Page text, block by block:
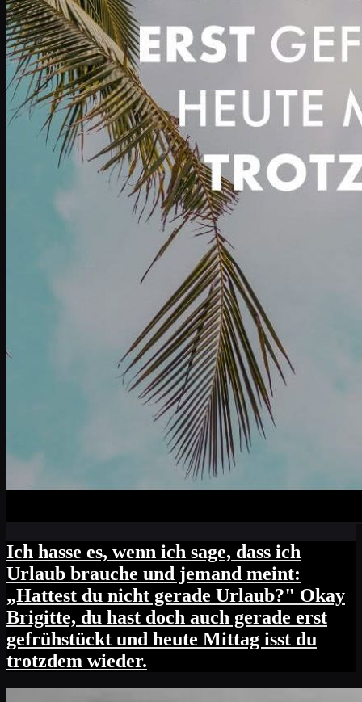
Ich hasse es, wenn ich sage, dass ich
Urlaub brauche und jemand meint:
„Hattest du nicht gerade Urlaub?" Okay
Brigitte, du hast doch auch gerade erst
gefrühstückt und heute Mittag isst du
trotzdem wieder.